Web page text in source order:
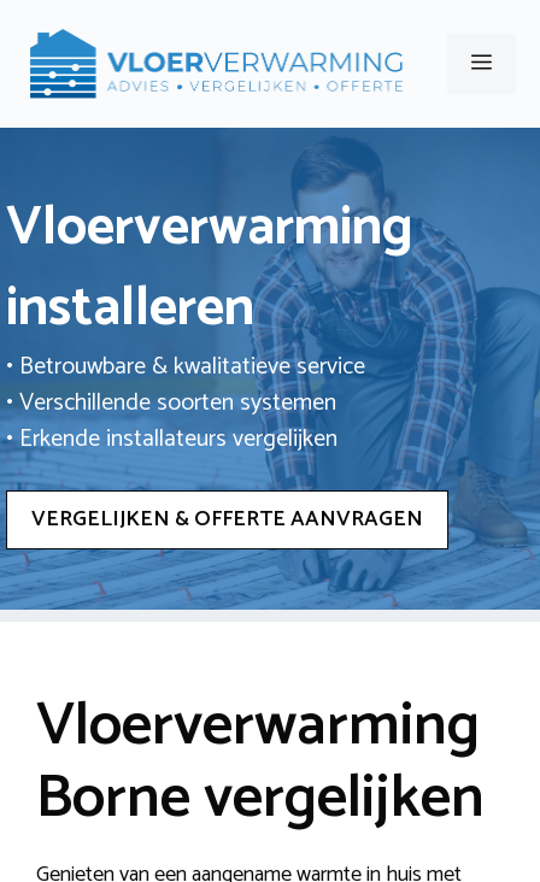
naar
Menu
Vloerverwarming
installeren
• Betrouwbare & kwalitatieve service
• Verschillende soorten systemen
• Erkende installateurs vergelijken
VERGELIJKEN & OFFERTE AANVRAGEN
Vloerverwarming
Borne vergelijken
Genieten van een aangename warmte in huis met